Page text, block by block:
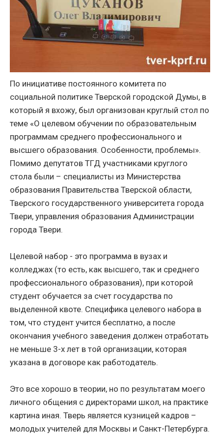
По инициативе постоянного комитета по
социальной политике Тверской городской Думы, в
который я вхожу, был организован круглый стол по
теме «О целевом обучении по образовательным
программам среднего профессионального и
высшего образования. Особенности, проблемы».
Помимо депутатов ТГД участниками круглого
стола были – специалисты из Министерства
образования Правительства Тверской области,
Тверского государственного университета города
Твери, управления образования Администрации
города Твери.
Целевой набор - это программа в вузах и
колледжах (то есть, как высшего, так и среднего
профессионального образования), при которой
студент обучается за счет государства по
выделенной квоте. Специфика целевого набора в
том, что студент учится бесплатно, а после
окончания учебного заведения должен отработать
не меньше 3-х лет в той организации, которая
указана в договоре как работодатель.
Это все хорошо в теории, но по результатам моего
личного общения с директорами школ, на практике
картина иная. Тверь является кузницей кадров –
молодых учителей для Москвы и Санкт-Петербурга.